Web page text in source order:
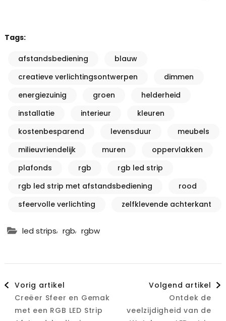
Tags:
afstandsbediening
blauw
creatieve verlichtingsontwerpen
dimmen
energiezuinig
groen
helderheid
installatie
interieur
kleuren
kostenbesparend
levensduur
meubels
milieuvriendelijk
muren
oppervlakken
plafonds
rgb
rgb led strip
rgb led strip met afstandsbediening
rood
sfeervolle verlichting
zelfklevende achterkant
led strips, rgb, rgbw
Berichtnavigatie
Vorig artikel
Creëer Sfeer en Gemak
met een RGB LED Strip
Volgend artikel
Ontdek de
veelzijdigheid van de